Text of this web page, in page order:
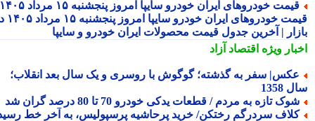
قیمت خودروهای ایران خودرو سایپا امروز پنجشنبه ۱۵ مرداد ۱۴۰۵ |
قیمت خودروهای ایران خودرو سایپا امروز پنجشنبه ۱۵ مرداد ۱۴۰۵ در
| آخرین جدول قیمت محصولات ایران خودرو و سایپا
ویژهاقتصاد آزاد
سفر به گذشته؛ گوگوش با روسری و یک سال بعد انقلاب؛
1358
تازه به مردم / قطعات یدکی خودرو 70 تا 80 درصد گران شد
سردرگم رختکن/ خرید پرحاشیه پرسپولیس، به آخر خط رسید!